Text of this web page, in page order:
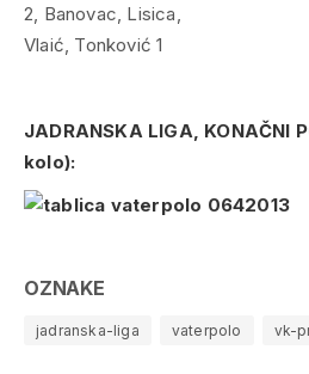
2, Banovac, Lisica,
Vlaić, Tonković 1
JADRANSKA LIGA, KONAČNI
kolo):
OZNAKE
jadranska-liga vaterpolo vk-